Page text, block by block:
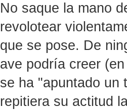
No saque la mano
revolotear
que se pose. De
ave podría creer
se ha "apuntado un
repitiera su actitud